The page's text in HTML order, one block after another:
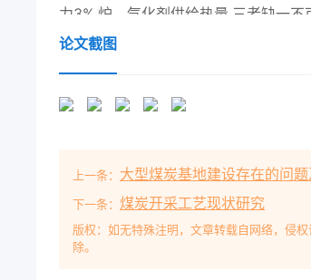
力3%,炉、气化剂供给热量,三者缺一
加,各国忧心能源及经某|济安全。世界
煤作为一种能源在社会发展中的作用
均妇的气相反应。中国煤化工
西省教育厅科技资助项目(赣教高字
术管理工作等。1.不同的气化工艺对
艺时,考虑气化用煤的特性及其影
论文截图
上一条： 大型煤炭基地建设存在的问
下一条： 煤炭开采工艺现状研究
版权：如无特殊注明，文章转载自网络，侵
除。